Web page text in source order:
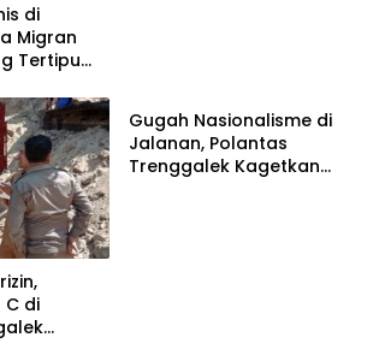
di
Migran
Tertipu
C di
Gugah Nasionalisme di
Jalanan, Polantas
Trenggalek Kagetkan